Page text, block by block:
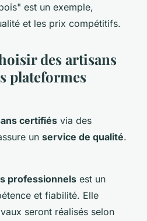
est un exemple,
et les prix compétitifs.
des artisans
plateformes
certifiés via des
un service de qualité.
professionnels est un
et fiabilité. Elle
seront réalisés selon